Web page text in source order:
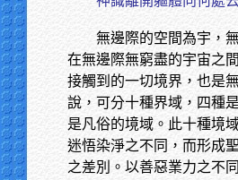
無邊際的空間為宇，
在無邊際無窮盡的宇宙之
接觸到的一切境界，也是
說，可分十種界域，四種
是凡俗的境域。此十種境
迷悟染淨之不同，而形成
之差別。以善惡業力之不